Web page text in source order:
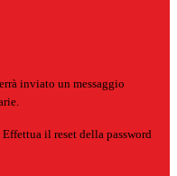
inviato un messaggio
il reset della password